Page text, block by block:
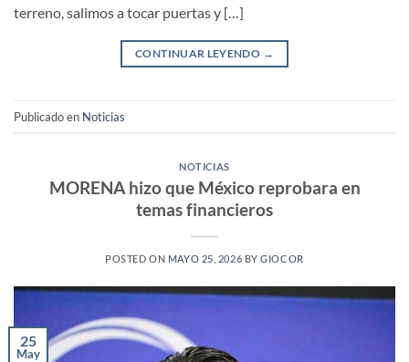
terreno, salimos a tocar puertas y […]
CONTINUAR LEYENDO →
Publicado en Noticias
NOTICIAS
MORENA hizo que México reprobara en
temas financieros
POSTED ON MAYO 25, 2026 BYGIOCOR
25
May